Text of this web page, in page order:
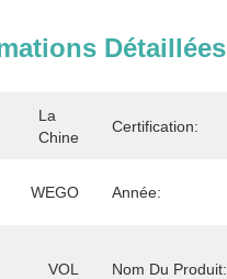
Détaillées
La
Chine
Certification:
WEGO Année:
VOL Nom Du Produit: